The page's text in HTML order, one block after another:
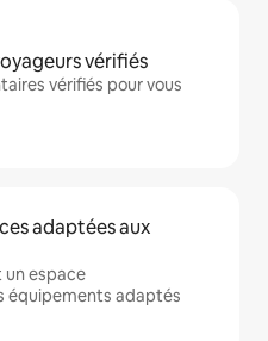
vérifiés
vérifiés pour vous
adaptées aux
espace
équipements adaptés